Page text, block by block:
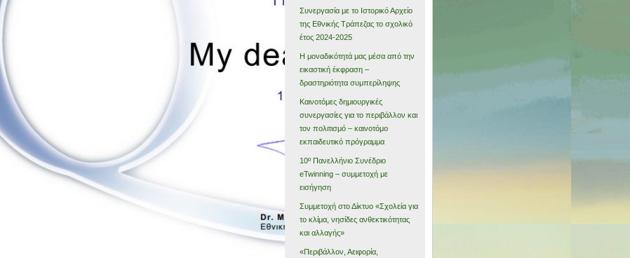
Συνεργασία με το Ιστορικό Αρχείο
της Εθνικής Τράπεζας το σχολικό
έτος 2024-2025
Η μοναδικότητά μας μέσα από την
εικαστική έκφραση –
δραστηριότητα συμπερίληψης
Καινοτόμες δημιουργικές
συνεργασίες για το περιβάλλον και
τον πολιτισμό – καινοτόμο
εκπαιδευτικό πρόγραμμα
10º Πανελλήνιο Συνέδριο
eTwinning – συμμετοχή με
εισήγηση
Συμμετοχή στο Δίκτυο «Σχολεία για
το κλίμα, νησίδες ανθεκτικότητας
και αλλαγής»
«Περιβάλλον, Αειφορία,